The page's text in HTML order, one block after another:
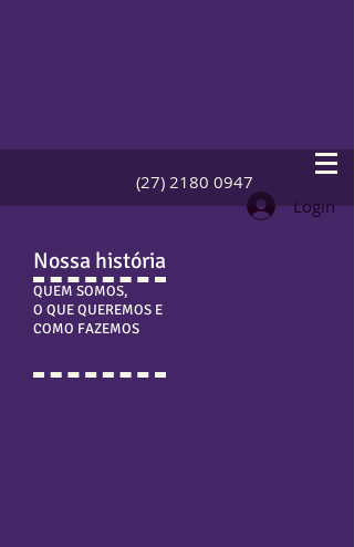
Login
(27) 2180 0947
Nossa história
QUEM SOMOS,
O QUE QUEREMOS E
COMO FAZEMOS